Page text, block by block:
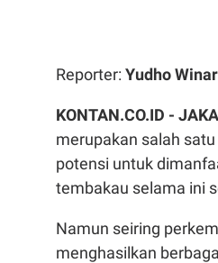
Reporter: Yudho
KONTAN.CO.ID -
merupakan salah
potensi untuk
tembakau selama ini
Namun seiring
menghasilkan